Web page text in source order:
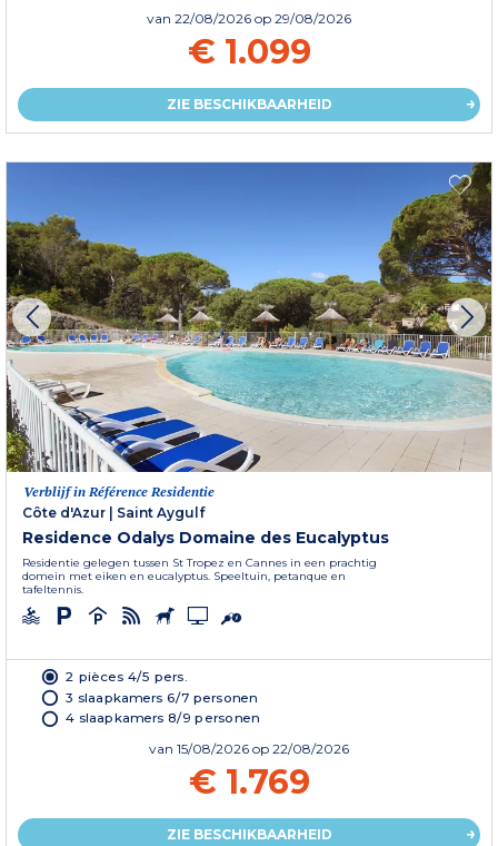
van 22/08/2026 op 29/08/2026
€ 1.099
ZIE BESCHIKBAARHEID
Verblijf in Référence Residentie
Côte d'Azur
Saint Aygulf
Residence Odalys Domaine des Eucalyptus
Residentie gelegen tussen St Tropez en Cannes in een prachtig
domein met eiken en eucalyptus. Speeltuin, petanque en
tafeltennis.
2 pièces 4/5 pers.
3 slaapkamers 6/7 personen
4 slaapkamers 8/9 personen
van 15/08/2026 op 22/08/2026
€ 1.769
ZIE BESCHIKBAARHEID